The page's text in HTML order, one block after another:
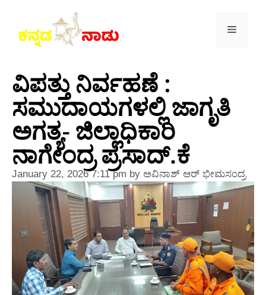
ವಿಪತ್ತು ನಿರ್ವಹಣೆ :
ಸಮುದಾಯಗಳಲ್ಲಿ ಜಾಗೃತಿ
ಅಗತ್ಯ- ಜಿಲ್ಲಾಧಿಕಾರಿ
ನಾಗೇಂದ್ರ ಪ್ರಸಾದ್.ಕೆ
January 22, 2026 7:11 pm by ಅವಿನಾಶ್‌ ಆರ್‌ ಭೀಮಸಂದ್ರ